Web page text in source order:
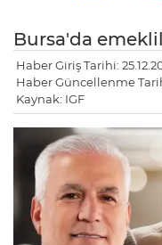
Bursa'da
Haber Giriş Tarihi:
Haber Güncellenme
Kaynak: IGF